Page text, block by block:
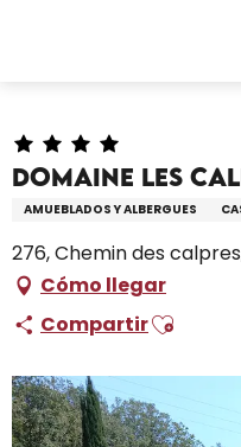
Domaine Les
AMUEBLADOS Y ALBERGUES
276, Chemin des
Cómo llegar
CompartirAjouter